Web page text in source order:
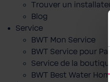
Trouver un
Blog
Service
BWT Mon Service
BWT Service pour
Service de la
BWT Best Water